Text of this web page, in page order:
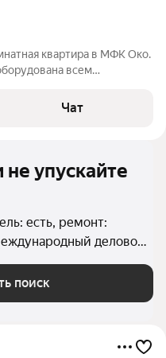
квартира в МФК Око.
всем
спальня. В
Чат
упускайте
есть, ремонт:
деловой
и МО
поиск